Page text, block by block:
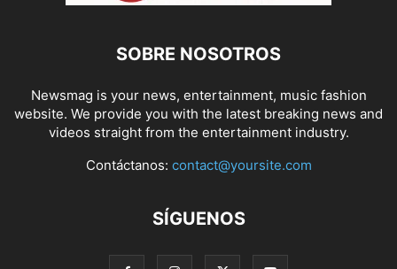
SOBRE NOSOTROS
Newsmag is your news, entertainment, music fashion
website. We provide you with the latest breaking news and
videos straight from the entertainment industry.
Contáctanos: contact@yoursite.com
SÍGUENOS